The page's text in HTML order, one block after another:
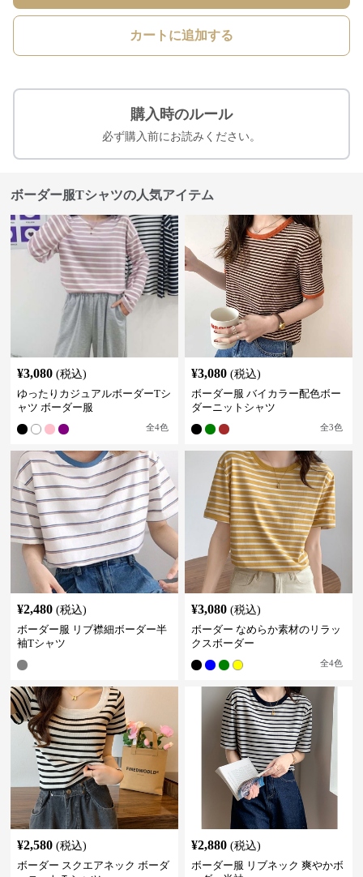
カートに追加する
購入時のルール
必ず購入前にお読みください。
ボーダー服Tシャツの人気アイテム
¥3,080 (税込)
ゆったりカジュアルボーダーTシ
ャツ ボーダー服
全4色
¥3,080 (税込)
ボーダー服 バイカラー配色ボー
ダーニットシャツ
全3色
¥2,480 (税込)
ボーダー服 リブ襟細ボーダー半
袖Tシャツ
¥3,080 (税込)
ボーダー なめらか素材のリラッ
クスボーダー
全4色
¥2,580 (税込)
ボーダー スクエアネック ボーダ
¥2,880 (税込)
ボーダー服 リブネック 爽やかボ